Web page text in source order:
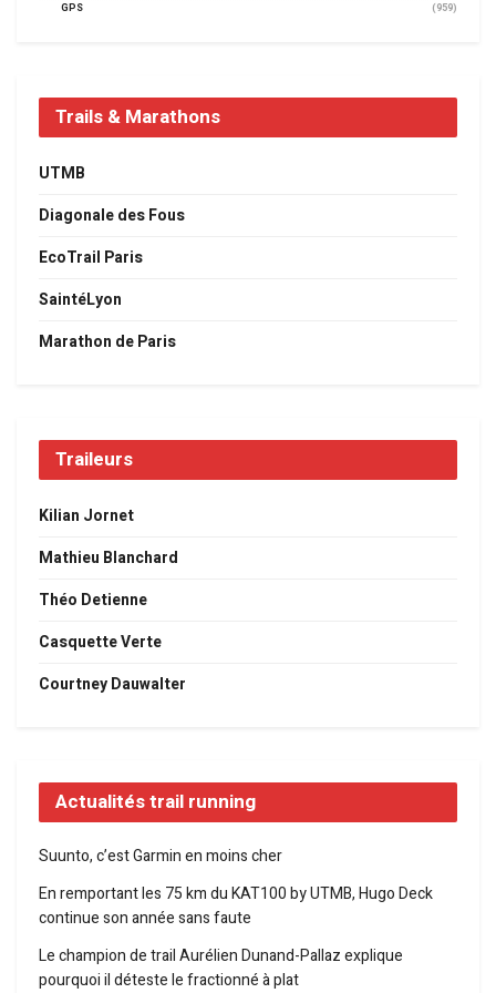
GPS
(959)
Trails & Marathons
UTMB
Diagonale des Fous
EcoTrail Paris
SaintéLyon
Marathon de Paris
Traileurs
Kilian Jornet
Mathieu Blanchard
Théo Detienne
Casquette Verte
Courtney Dauwalter
Actualités trail running
Suunto, c’est Garmin en moins cher
En remportant les 75 km du KAT100 by UTMB, Hugo Deck
continue son année sans faute
Le champion de trail Aurélien Dunand-Pallaz explique
pourquoi il déteste le fractionné à plat